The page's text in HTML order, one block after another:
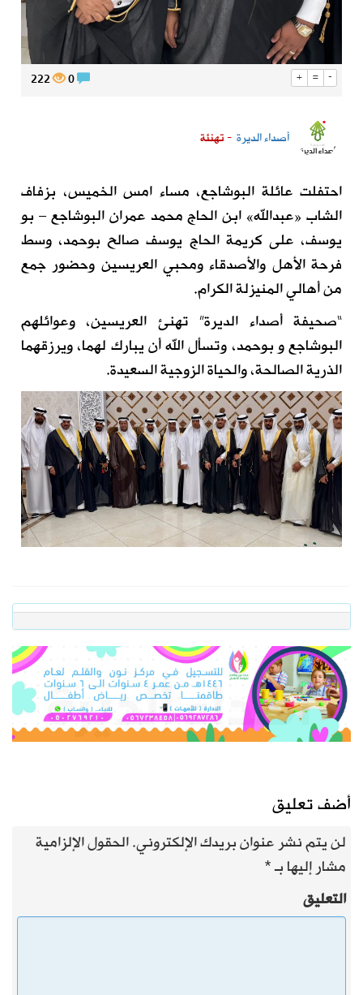
+ = -
222
أصداء الديرة - تهنئة
احتفلت عائلة البوشاجع، مساء امس الخميس، بزفاف
الشاب «عبدالله» ابن الحاج محمد عمران البوشاجع – بو
يوسف، على كريمة الحاج يوسف صالح بوحمد، وسط
فرحة الأهل والأصدقاء ومحبي العريسين وحضور جمع
من أهالي المنيزلة الكرام.
“صحيفة أصداء الديرة” تهنئ العريسين، وعوائلهم
البوشاجع و بوحمد، وتسأل الله أن يبارك لهما، ويرزقهما
الذرية الصالحة، والحياة الزوجية السعيدة.
أضف تعليق
لن يتم نشر عنوان بريدك الإلكتروني.الحقول الإلزامية
مشار إليها بـ*
التعليق